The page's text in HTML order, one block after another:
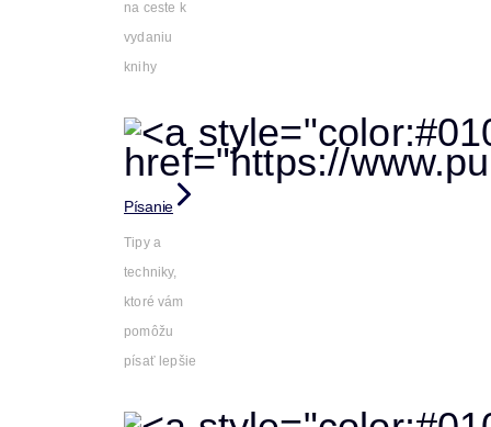
na ceste k
vydaniu
knihy
Písanie
Tipy a
techniky,
ktoré vám
pomôžu
písať lepšie